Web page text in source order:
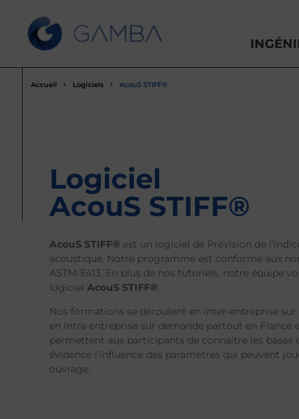
Accueil › Logiciels › AcouS STIFF®
Logiciel
AcouS STIFF®
AcouS STIFF® est un logiciel de Prévision de
acoustique. Notre programme est conforme aux
ASTM-E413. En plus de nos tutoriels, notre équipe
logiciel AcouS STIFF®.
Nos formations se déroulent en inter-entreprise sur
en intra-entreprise sur demande partout en France
permettent aux participants de connaitre les bases
évidence l’influence des paramètres qui peuvent
ouvrage.